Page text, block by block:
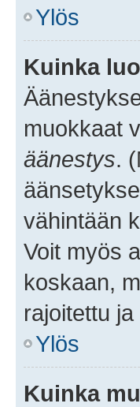
Ylös
Kuinka
muokkaat
äänestys.
vähintään
Voit myös
koskaan,
rajoitettu
Ylös
Kuinka